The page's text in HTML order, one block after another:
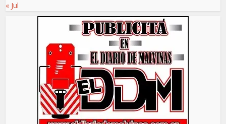
« Jul